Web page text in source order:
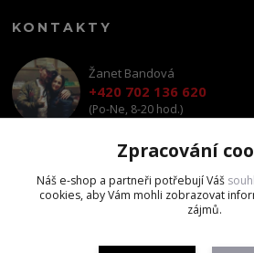
KONTAKTY
Žanet Bandová
+420 702 136 620
(Po-Ne, 8-20 hod.)
shop@brandscapital.cz
Zpracování
Náš e-shop a partneři potřebují Váš
cookies, aby Vám mohli zobrazovat
zájmů.